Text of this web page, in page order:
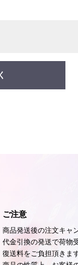
ご注意
商品発送後の注文キャ
代金引換の発送で荷物
復送料をご負担頂きます